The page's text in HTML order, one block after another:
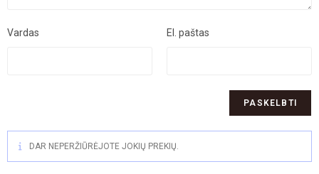
Vardas El. paštas
DAR NEPERŽIŪRĖJOTE JOKIŲ PREKIŲ.